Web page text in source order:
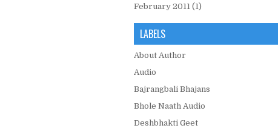
February 2011 (1)
LABELS
About Author
Audio
Bajrangbali Bhajans
Bhole Naath Audio
Deshbhakti Geet